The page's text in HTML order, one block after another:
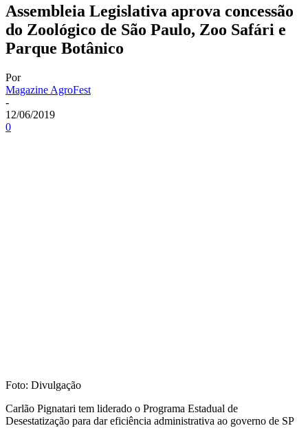
Assembleia Legislativa aprova concessão
do Zoológico de São Paulo, Zoo Safári e
Parque Botânico
Por
Magazine AgroFest
-
12/06/2019
0
Foto: Divulgação
Carlão Pignatari tem liderado o Programa Estadual de
Desestatização para dar eficiência administrativa ao governo de SP